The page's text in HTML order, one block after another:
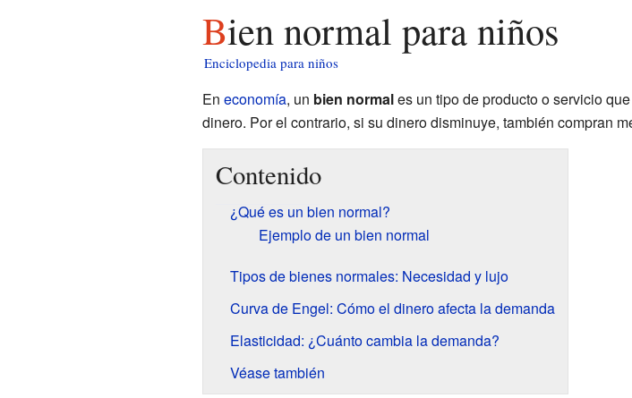
Bien normal para niños
Enciclopedia para niños
En economía, un bien normales un tipo de producto o servicio
dinero. Por el contrario, si su dinero disminuye, también compran
Contenido
¿Qué es un bien normal?
Ejemplo de un bien normal
Tipos de bienes normales: Necesidad y lujo
Curva de Engel: Cómo el dinero afecta la demanda
Elasticidad: ¿Cuánto cambia la demanda?
Véase también